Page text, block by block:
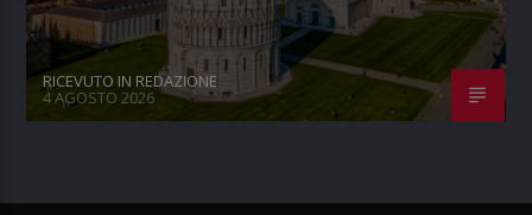
RICEVUTO IN REDAZIONE
4 AGOSTO 2026